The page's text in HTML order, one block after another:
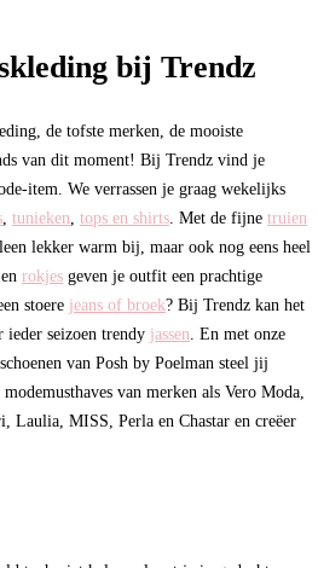
bij Trendz
de tofste merken, de mooiste
van dit moment! Bij Trendz vind je
item. We verrassen je graag wekelijks
tunieken tops en shirts . Met de fijne truien
lekker warm bij, maar ook nog eens heel
en rokjes geven je outfit een prachtige
stoere jeans of broek? Bij Trendz kan het
seizoen trendy jassen . En met onze
van Posh by Poelman steel jij
van merken als Vero Moda,
Laulia, MISS, Perla en Chastar en creëer